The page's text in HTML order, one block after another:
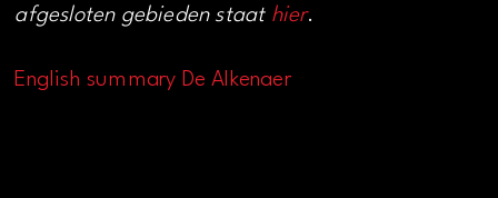
afgesloten gebieden staat hier.
English summary De Alkenaer